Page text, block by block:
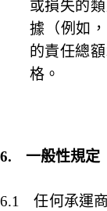
或損失的
據（例如
的責任總
格。
6. 一般性規定
6.1
任何承運